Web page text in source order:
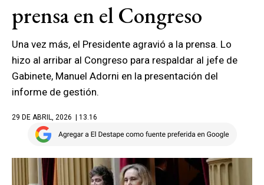
prensa en el Congreso
Una vez más, el Presidente agravió a la prensa. Lo
hizo al arribar al Congreso para respaldar al jefe de
Gabinete, Manuel Adorni en la presentación del
informe de gestión.
29 DE ABRIL, 2026 | 13.16